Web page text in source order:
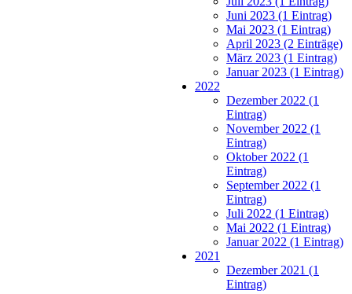
Juni 2023 (1 Eintrag)
Mai 2023 (1 Eintrag)
April 2023 (2 Einträge)
März 2023 (1 Eintrag)
Januar 2023 (1 Eintrag)
2022
Dezember 2022 (1
Eintrag)
November 2022 (1
Eintrag)
Oktober 2022 (1
Eintrag)
September 2022 (1
Eintrag)
Juli 2022 (1 Eintrag)
Mai 2022 (1 Eintrag)
Januar 2022 (1 Eintrag)
2021
Dezember 2021 (1
Eintrag)